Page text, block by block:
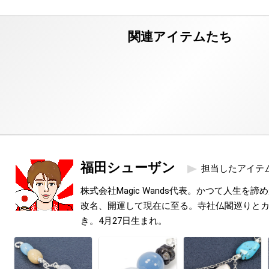
福田シューザン 担当したアイテ
株式会社Magic Wands代表。かつて人生を諦
改名、開運して現在に至る。寺社仏閣巡りと
き。4月27日生まれ。